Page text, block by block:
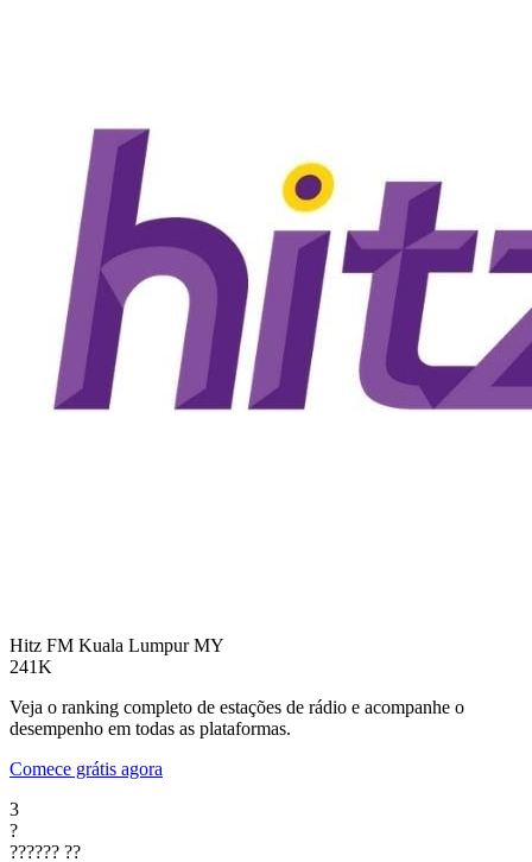
Hitz FM Kuala Lumpur MY
241K
Veja o ranking completo de estações de rádio e acompanhe o
desempenho em todas as plataformas.
Comece grátis agora
3
?
?????? ??